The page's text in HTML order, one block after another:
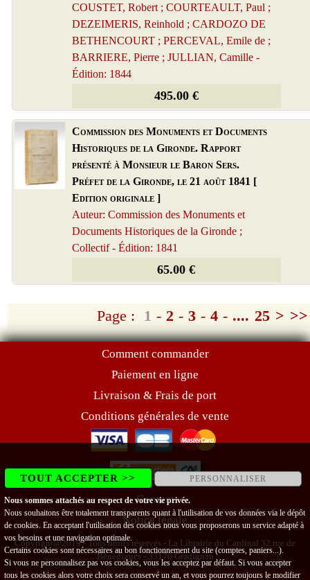
COUSTET, Robert ; COURTEAULT, Paul ;
DEZEIMERIS, Reinhold ; CARDOZO DE
BETHENCOURT ; PERCEVAL, Emile de ;
BARRIERE, Pierre ; JULLIAN, Camille -
Édition: 1844
495.00 €
Commission des Monuments et Documents
Historiques de la Gironde. Rapport
présenté à Monsieur le Baron Sers.
Préfet de la Gironde, le 21 août 1841 [
Edition originale ]
Auteur: Commission des Monuments et
Documents Historiques de la Gironde ;
Collectif - Édition: 1841
65.00 €
Page : 1 - 2 - 3 - 4 - .... 25 > >>
Comment commander
Paiement en ligne
Livraison & Frais de port
Conditions générales de vente
Contact
Notice légale
Copyright@2019 - Tous droits réservés - La Librairie du Cardinal 32 rue de
Bénédigues - 33170 Gradignan
TOUT ACCEPTER >> PERSONNALISER
Nous sommes attachés au respect de votre vie privée.
Nous souhaitons être totalement transparents quant à l'utilisation de vos données via le dépôt
de cookies. En acceptant l'utilisation des cookies nous vous proposerons un service adapté à
vos besoins et une navigation optimale.
Certains cookies sont nécessaires au bon fonctionnement du site (comptes, paniers...).
Si vous ne personnalisez pas vos cookies, vous les acceptez par défaut. Si vous accepter
tous les cookies alors votre choix sera conservé un an, et vous pourrez toujours le modifier